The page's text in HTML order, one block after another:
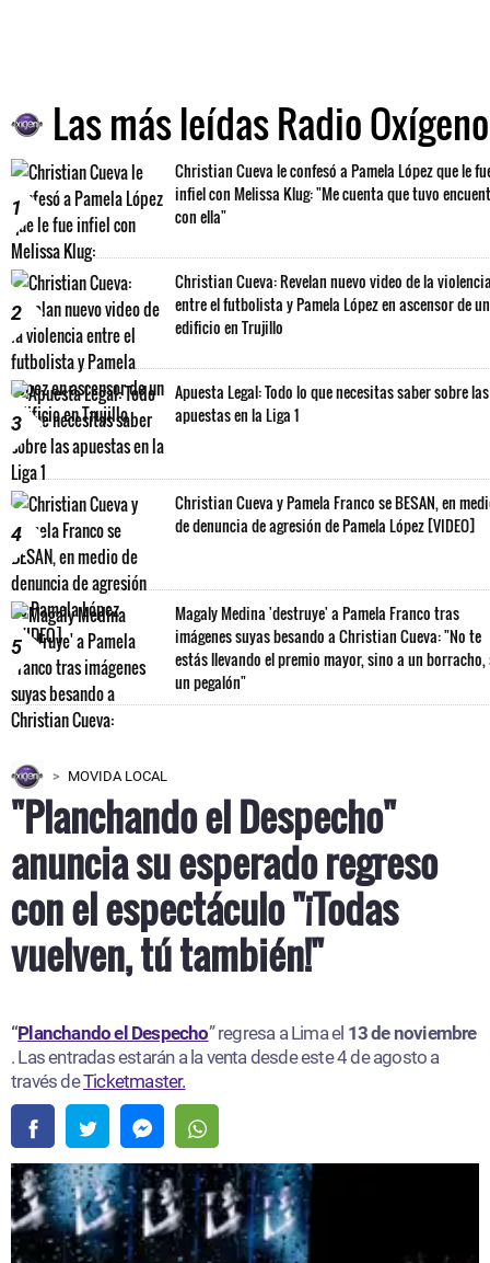
Las más leídas Radio Oxígeno
1
Christian Cueva le confesó a Pamela López que le
infiel con Melissa Klug: "Me cuenta que tuvo
con ella"
2
Christian Cueva: Revelan nuevo video de la
entre el futbolista y Pamela López en ascensor de un
edificio en Trujillo
3
Apuesta Legal: Todo lo que necesitas saber sobre las
apuestas en la Liga 1
4
Christian Cueva y Pamela Franco se BESAN, en
de denuncia de agresión de Pamela López [VIDEO]
5
Magaly Medina 'destruye' a Pamela Franco tras
imágenes suyas besando a Christian Cueva: "No te
estás llevando el premio mayor, sino a un borracho,
un pegalón"
MOVIDA LOCAL
"Planchando el Despecho"
anuncia su esperado regreso
con el espectáculo "¡Todas
vuelven, tú también!"
“Planchando el Despecho” regresa a Lima el 13 de noviembre
. Las entradas estarán a la venta desde este 4 de agosto a
través deTicketmaster.